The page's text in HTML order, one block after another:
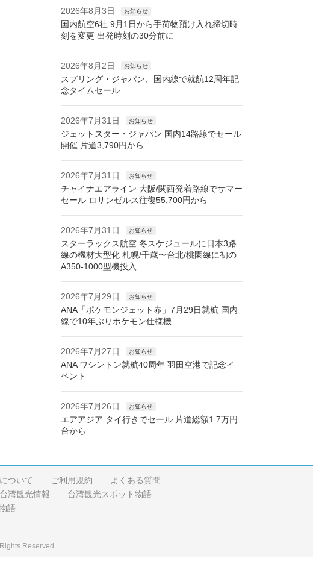
2026年8月3日 お知らせ
国内航空6社 9月1日から手荷物預け入れ締切時
刻を変更 出発時刻の30分前に
2026年8月2日 お知らせ
スプリング・ジャパン、国内線で就航12周年記
念タイムセール
2026年7月31日 お知らせ
ジェットスター・ジャパン 国内14路線でセール
開催 片道3,790円から
2026年7月31日 お知らせ
チャイナエアライン 大阪/関西発着路線でサマー
セール ロサンゼルス往復55,700円から
2026年7月31日 お知らせ
スターラックス航空 冬スケジュールに日本3路
線の機材大型化 札幌/千歳〜台北/桃園線に初の
A350-1000型機投入
2026年7月29日 お知らせ
ANA「ポケモンジェット赤」7月29日就航 国内
線で10年ぶりポケモン仕様機
2026年7月27日 お知らせ
ANA ワシントン就航40周年 羽田空港で記念イ
ベント
2026年7月26日 お知らせ
エアアジア タイ行きでセール 片道総額1.7万円
台から
ついて ご利用規約
よくある質問
台湾観光情報
台湾観光スポット物語
語
Reserved.